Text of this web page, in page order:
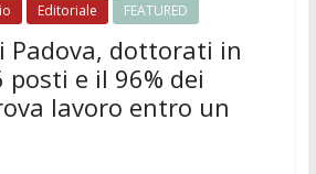
Editoriale FEATURED
Padova, dottorati in
posti e il 96% dei
lavoro entro un